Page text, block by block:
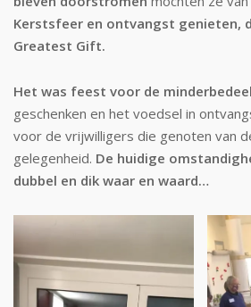
Kerstsfeer en ontvangst genieten,
Greatest Gift.
Het was feest voor de
geschenken en het voedsel in
voor de vrijwilligers die genoten van
gelegenheid. De huidige
dubbel en dik waar en waard…